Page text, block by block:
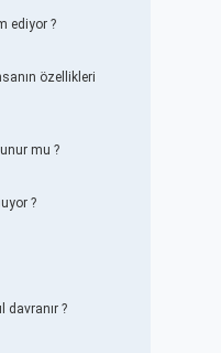
ediyor ?
özellikleri
mu ?
?
davranır ?